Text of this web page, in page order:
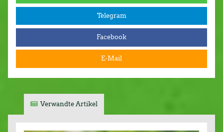
Telegram
Facebook
E-Mail
Verwandte Artikel